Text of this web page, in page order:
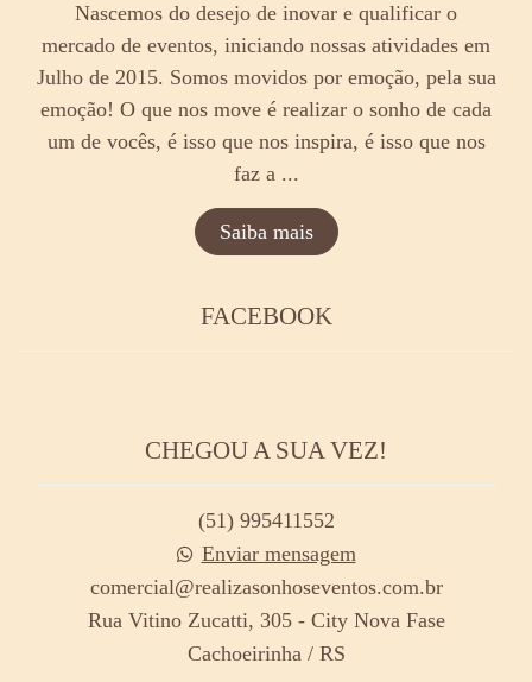
Nascemos do desejo de inovar e qualificar o
mercado de eventos, iniciando nossas atividades em
Julho de 2015. Somos movidos por emoção, pela sua
emoção! O que nos move é realizar o sonho de cada
um de vocês, é isso que nos inspira, é isso que nos
faz a ...
Saiba mais
FACEBOOK
CHEGOU A SUA VEZ!
(51) 995411552
Enviar mensagem
comercial@realizasonhoseventos.com.br
Rua Vitino Zucatti, 305 - City Nova Fase
Cachoeirinha / RS